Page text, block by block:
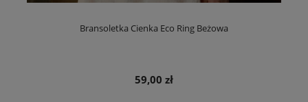
Bransoletka Cienka Eco Ring Beżowa
59,00 zł